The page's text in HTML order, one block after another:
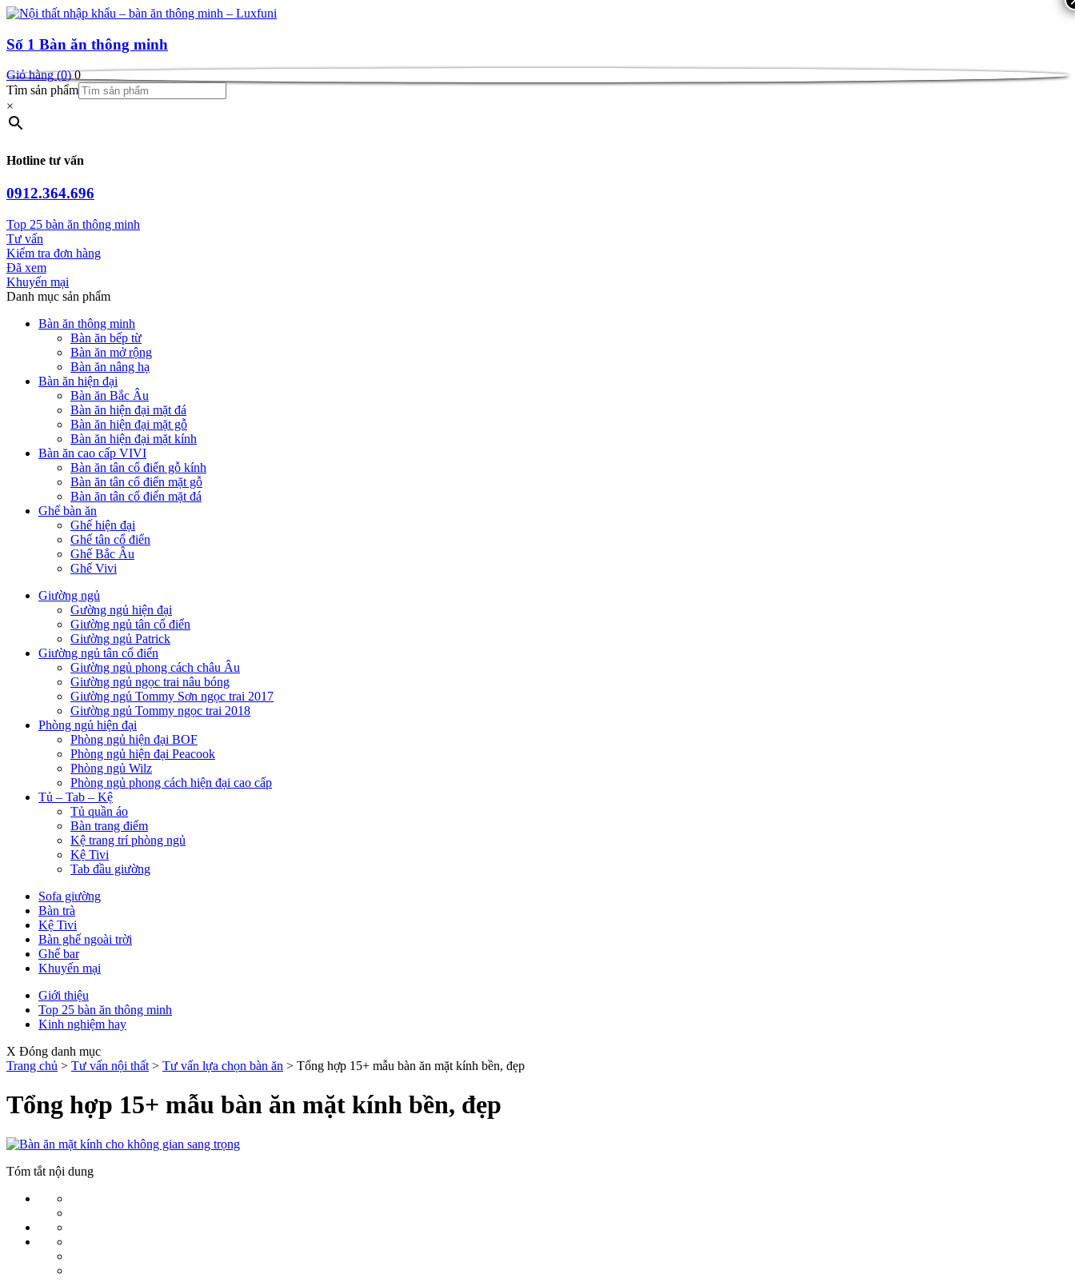
Số 1 Bàn ăn thông minh
Giỏ hàng (0) 0
Tìm sản phẩm
×
Hotline tư vấn
0912.364.696
Top 25 bàn ăn thông minh
Tư vấn
Kiểm tra đơn hàng
Đã xem
Khuyến mại
Danh mục sản phẩm
Bàn ăn thông minh
Bàn ăn bếp từ
Bàn ăn mở rộng
Bàn ăn nâng hạ
Bàn ăn hiện đại
Bàn ăn Bắc Âu
Bàn ăn hiện đại mặt đá
Bàn ăn hiện đại mặt gỗ
Bàn ăn hiện đại mặt kính
Bàn ăn cao cấp VIVI
Bàn ăn tân cổ điển gỗ kính
Bàn ăn tân cổ điển mặt gỗ
Bàn ăn tân cổ điển mặt đá
Ghế bàn ăn
Ghế hiện đại
Ghế tân cổ điển
Ghế Bắc Âu
Ghế Vivi
Giường ngủ
Gường ngủ hiện đại
Giường ngủ tân cổ điển
Giường ngủ Patrick
Giường ngủ tân cổ điển
Giường ngủ phong cách châu Âu
Giường ngủ ngọc trai nâu bóng
Giường ngủ Tommy Sơn ngọc trai 2017
Giường ngủ Tommy ngọc trai 2018
Phòng ngủ hiện đại
Phòng ngủ hiện đại BOF
Phòng ngủ hiện đại Peacook
Phòng ngủ Wilz
Phòng ngủ phong cách hiện đại cao cấp
Tủ – Tab – Kệ
Tủ quần áo
Bàn trang điểm
Kệ trang trí phòng ngủ
Kệ Tivi
Tab đầu giường
Sofa giường
Bàn trà
Kệ Tivi
Bàn ghế ngoài trời
Ghế bar
Khuyến mại
Giới thiệu
Top 25 bàn ăn thông minh
Kinh nghiệm hay
X Đóng danh mục
Trang chủ > Tư vấn nội thất > Tư vấn lựa chọn bàn ăn > Tổng hợp 15+ mẫu bàn ăn mặt kính bền, đẹp
Tổng hợp 15+ mẫu bàn ăn mặt kính bền, đẹp
Tóm tắt nội dung